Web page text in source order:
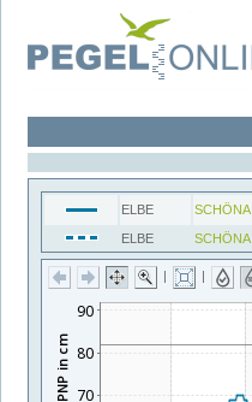
ELBE SCHÖNA
ELBE
SCHÖNA
| |